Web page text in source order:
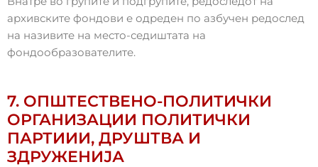
архивските фондови е одреден по азбучен редослед
на називите на место-седиштата на
фондообразователите.
7. ОПШТЕСТВЕНО-ПОЛИТИЧКИ
ОРГАНИЗАЦИИ ПОЛИТИЧКИ
ПАРТИИИ, ДРУШТВА И
ЗДРУЖЕНИЈА